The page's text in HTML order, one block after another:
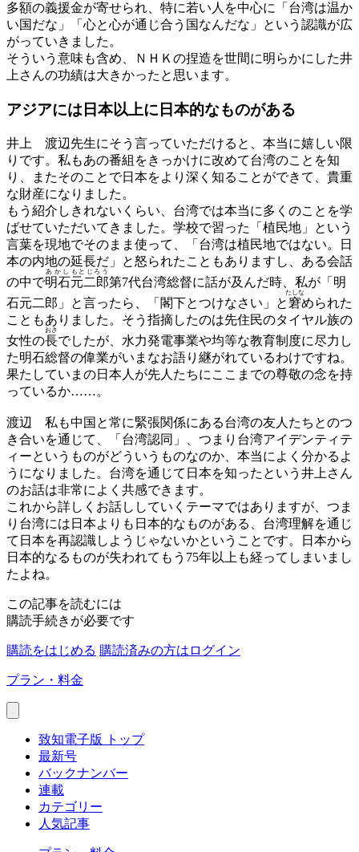
多額の義援金が寄せられ、特に若い人を中心に「台湾は温か
い国だな」「心と心が通じ合う国なんだな」という認識が広
がっていきました。
そういう意味も含め、ＮＨＫの捏造を世間に明らかにした井
上さんの功績は大きかったと思います。
アジアには日本以上に 日本的なものがある
井上
渡辺先生にそう言っていただけると、本当に嬉しい限
りです。私もあの番組をきっかけに改めて台湾のことを知
り、またそのことで日本をより深く知ることができて、貴重
な財産になりました。
もう紹介しきれないくらい、台湾では本当に多くのことを学
ばせていただいてきました。学校で習った「植民地」という
言葉を現地でそのまま使って、「台湾は植民地ではない。日
本の内地の延長だ」と怒られたこともありますし、ある会話
の中で明石
あかし
元二郎
もとじろう
第7代台湾総督に話が及んだ時、私が「明
石元二郎」と言ったら、「閣下とつけなさい」と窘
たしな
められた
こともありました。そう指摘したのは先住民のタイヤル族の
女性の長
おさ
でしたが、水力発電事業や均等な教育制度に尽力し
た明石総督の偉業がいまなお語り継がれているわけですね。
果たしていまの日本人が先人たちにここまでの尊敬の念を持
っているか……。
渡辺
私も中国と常に緊張関係にある台湾の友人たちとのつ
き合いを通じて、「台湾認同」、つまり台湾アイデンティテ
ィーというものがどういうものなのか、本当によく分かるよ
うになりました。台湾を通じて日本を知ったという井上さん
のお話は非常によく共感できます。
これから詳しくお話ししていくテーマではありますが、つま
り台湾には日本よりも日本的なものがある、台湾理解を通じ
て日本を再認識しようじゃないかということです。日本から
日本的なるものが失われてもう75年以上も経ってしまいまし
たよね。
この記事を読むには
購読手続きが必要です
購読をはじめる 購読済みの方はログイン
プラン・料金
致知電子版 トップ
最新号
バックナンバー
連載
カテゴリー
人気記事